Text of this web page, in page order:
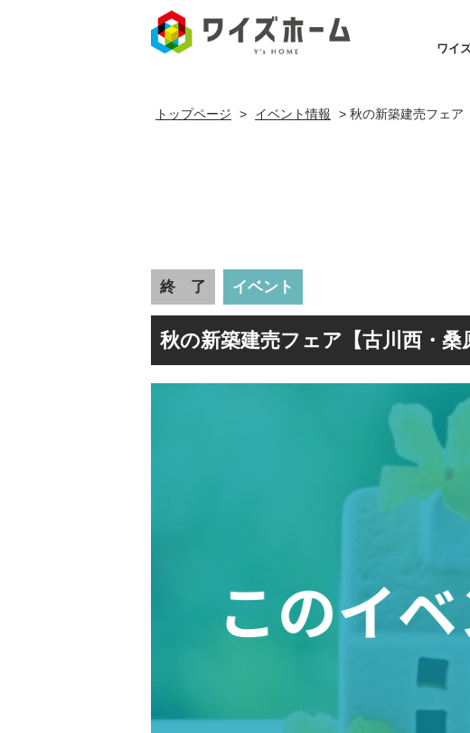
ワイ
トップページ > イベント情報 > 秋の新築建売フェア
終 了 イベント
秋の新築建売フェア【古川西・桑